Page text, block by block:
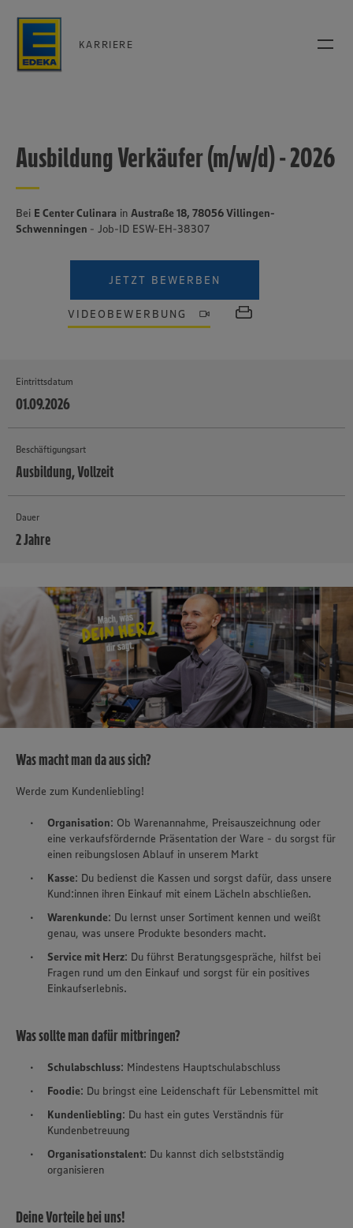
KARRIERE
Ausbildung Verkäufer (m/w/d) - 2026
Bei E Center Culinara in Austraße 18, 78056 Villingen-
Schwenningen - Job-ID ESW-EH-38307
JETZT BEWERBEN
VIDEOBEWERBUNG
Eintrittsdatum
01.09.2026
Beschäftigungsart
Ausbildung, Vollzeit
Dauer
2 Jahre
Was macht man da aus sich?
Werde zum Kundenliebling!
Organisation: Ob Warenannahme, Preisauszeichnung oder
eine verkaufsfördernde Präsentation der Ware - du sorgst für
einen reibungslosen Ablauf in unserem Markt
Kasse: Du bedienst die Kassen und sorgst dafür, dass unsere
Kund:innen ihren Einkauf mit einem Lächeln abschließen.
Warenkunde: Du lernst unser Sortiment kennen und weißt
genau, was unsere Produkte besonders macht.
Service mit Herz: Du führst Beratungsgespräche, hilfst bei
Fragen rund um den Einkauf und sorgst für ein positives
Einkaufserlebnis.
Was sollte man dafür mitbringen?
Schulabschluss: Mindestens Hauptschulabschluss
Foodie: Du bringst eine Leidenschaft für Lebensmittel mit
Kundenliebling: Du hast ein gutes Verständnis für
Kundenbetreuung
Organisationstalent: Du kannst dich selbstständig
organisieren
Deine Vorteile bei uns!